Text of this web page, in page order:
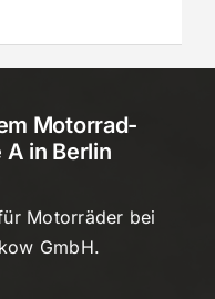
Motorrad-
in Berlin
Motorräder bei
GmbH.